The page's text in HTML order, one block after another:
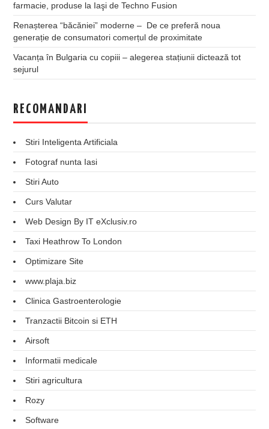
farmacie, produse la Iaşi de Techno Fusion
Renașterea “băcăniei” moderne – De ce preferă noua
generație de consumatori comerțul de proximitate
Vacanța în Bulgaria cu copiii – alegerea stațiunii dictează tot
sejurul
RECOMANDARI
Stiri Inteligenta Artificiala
Fotograf nunta Iasi
Stiri Auto
Curs Valutar
Web Design By IT eXclusiv.ro
Taxi Heathrow To London
Optimizare Site
www.plaja.biz
Clinica Gastroenterologie
Tranzactii Bitcoin si ETH
Airsoft
Informatii medicale
Stiri agricultura
Rozy
Software